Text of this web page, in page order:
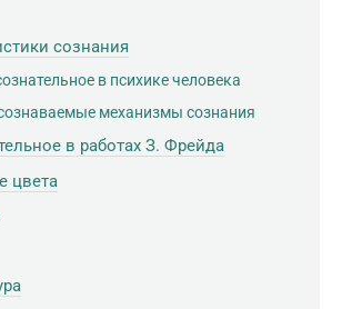
сознания
в психике человека
механизмы сознания
в работах З. Фрейда
цвета